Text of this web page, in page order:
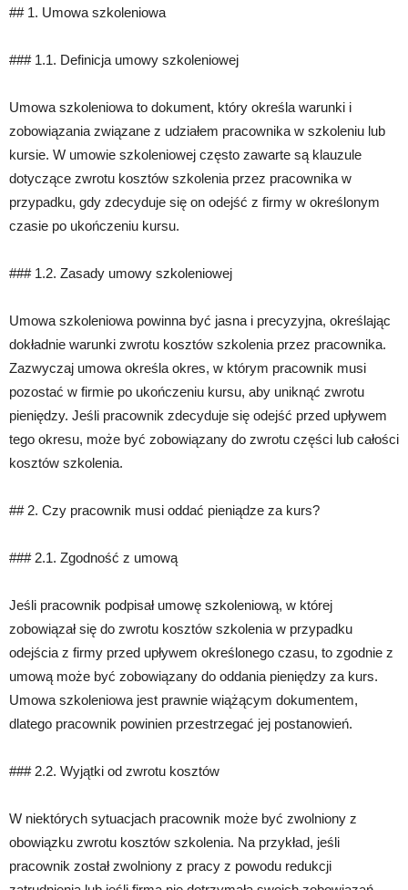
## 1. Umowa szkoleniowa
### 1.1. Definicja umowy szkoleniowej
Umowa szkoleniowa to dokument, który określa warunki i
zobowiązania związane z udziałem pracownika w szkoleniu lub
kursie. W umowie szkoleniowej często zawarte są klauzule
dotyczące zwrotu kosztów szkolenia przez pracownika w
przypadku, gdy zdecyduje się on odejść z firmy w określonym
czasie po ukończeniu kursu.
### 1.2. Zasady umowy szkoleniowej
Umowa szkoleniowa powinna być jasna i precyzyjna, określając
dokładnie warunki zwrotu kosztów szkolenia przez pracownika.
Zazwyczaj umowa określa okres, w którym pracownik musi
pozostać w firmie po ukończeniu kursu, aby uniknąć zwrotu
pieniędzy. Jeśli pracownik zdecyduje się odejść przed upływem
tego okresu, może być zobowiązany do zwrotu części lub całości
kosztów szkolenia.
## 2. Czy pracownik musi oddać pieniądze za kurs?
### 2.1. Zgodność z umową
Jeśli pracownik podpisał umowę szkoleniową, w której
zobowiązał się do zwrotu kosztów szkolenia w przypadku
odejścia z firmy przed upływem określonego czasu, to zgodnie z
umową może być zobowiązany do oddania pieniędzy za kurs.
Umowa szkoleniowa jest prawnie wiążącym dokumentem,
dlatego pracownik powinien przestrzegać jej postanowień.
### 2.2. Wyjątki od zwrotu kosztów
W niektórych sytuacjach pracownik może być zwolniony z
obowiązku zwrotu kosztów szkolenia. Na przykład, jeśli
pracownik został zwolniony z pracy z powodu redukcji